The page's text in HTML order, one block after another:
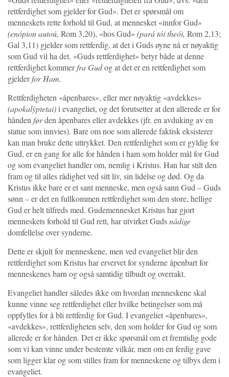
rettferdighet som gjelder for Gud». Det er spørsmål om
menneskets rette forhold til Gud, at mennesket «innfor Gud»
(enópion autoú, Rom 3,20), «hos Gud» (pará tói theói, Rom 2,13;
Gal 3,11) gjelder som rettferdig, at det i Guds øyne nå er nøyaktig
som Gud vil ha det. «Guds rettferdighet» betyr både at denne
rettferdighet kommerfra Gudog at det er en rettferdighet som
gjelderfor Ham.
Rettferdigheten «åpenbares», eller mer nøyaktig «avdekkes»
(apokalýptetai)i evangeliet, og det forutsetter at den allerede er for
hånden førden åpenbares eller avdekkes (jfr. en avduking av en
statue som innvies). Bare om noe som allerede faktisk eksisterer
kan man bruke dette uttrykket. Den rettferdighet som er gyldig for
Gud, er en gang for alle for hånden i ham som holder mål for Gud
og som evangeliet handler om, nemlig i Kristus. Han har stilt den
fram og til alles rådighet ved sitt liv, sin lidelse og død. Og da
Kristus ikke bare er et sant menneske, men også sann Gud – Guds
sønn – er det en fullkommen rettferdighet som den store, hellige
Gud er helt tilfreds med. Gudemennesket Kristus har gjort
menneskets forhold til Gud rett, har utvirket Gudsnådige
domfellelse over synderne.
Dette er skjult for menneskene, men ved evangeliet blir den
rettferdighet som Kristus har ervervet for synderne åpenbart for
menneskenes barn og også samtidig tilbudt og overrakt.
Evangeliet handler således ikke om hvordan menneskene skal
kunne vinne seg rettferdighet eller hvilke betingelser som må
oppfylles for å bli rettferdig for Gud. I evangeliet «åpenbares»,
«avdekkes», rettferdigheten selv, den som holder for Gud og som
allerede er for hånden. Det er ikke spørsmål om et fremtidig gode
som vi kan vinne under bestemte vilkår, men om en ferdig gave
som ligger klar og som stilles fram for menneskene og tilbys dem i
evangeliet.